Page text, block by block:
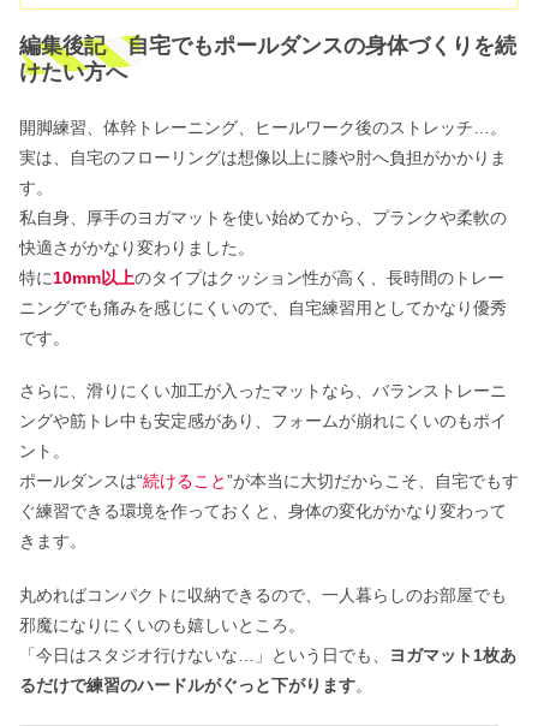
編集後記 自宅でもポールダンスの身体づくりを続
けたい方へ
開脚練習、体幹トレーニング、ヒールワーク後のストレッチ…。
実は、自宅のフローリングは想像以上に膝や肘へ負担がかかりま
す。
私自身、厚手のヨガマットを使い始めてから、プランクや柔軟の
快適さがかなり変わりました。
特に10mm以上のタイプはクッション性が高く、長時間のトレー
ニングでも痛みを感じにくいので、自宅練習用としてかなり優秀
です。
さらに、滑りにくい加工が入ったマットなら、バランストレーニ
ングや筋トレ中も安定感があり、フォームが崩れにくいのもポイ
ント。
ポールダンスは“続けること”が本当に大切だからこそ、自宅でもす
ぐ練習できる環境を作っておくと、身体の変化がかなり変わって
きます。
丸めればコンパクトに収納できるので、一人暮らしのお部屋でも
邪魔になりにくいのも嬉しいところ。
「今日はスタジオ行けないな…」という日でも、
ヨガマット1枚あ
るだけで練習のハードルがぐっと下がります。